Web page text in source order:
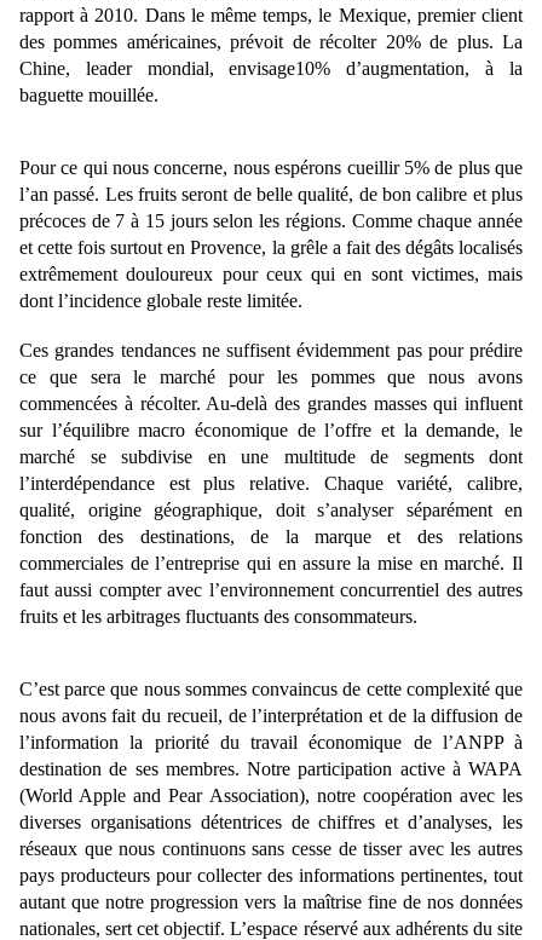
rapport à 2010. Dans le même temps, le Mexique, premier client
des pommes américaines, prévoit de récolter 20% de plus. La
Chine, leader mondial, envisage10% d’augmentation, à la
baguette mouillée.
Pour ce qui nous concerne, nous espérons cueillir 5% de plus que
l’an passé. Les fruits seront de belle qualité, de bon calibre et plus
précoces de 7 à 15 jours selon les régions. Comme chaque année
et cette fois surtout en Provence, la grêle a fait des dégâts localisés
extrêmement douloureux pour ceux qui en sont victimes, mais
dont l’incidence globale reste limitée.
Ces grandes tendances ne suffisent évidemment pas pour prédire
ce que sera le marché pour les pommes que nous avons
commencées à récolter. Au-delà des grandes masses qui influent
sur l’équilibre macro économique de l’offre et la demande, le
marché se subdivise en une multitude de segments dont
l’interdépendance est plus relative. Chaque variété, calibre,
qualité, origine géographique, doit s’analyser séparément en
fonction des destinations, de la marque et des relations
commerciales de l’entreprise qui en assure la mise en marché. Il
faut aussi compter avec l’environnement concurrentiel des autres
fruits et les arbitrages fluctuants des consommateurs.
C’est parce que nous sommes convaincus de cette complexité que
nous avons fait du recueil, de l’interprétation et de la diffusion de
l’information la priorité du travail économique de l’ANPP à
destination de ses membres. Notre participation active à WAPA
(World Apple and Pear Association), notre coopération avec les
diverses organisations détentrices de chiffres et d’analyses, les
réseaux que nous continuons sans cesse de tisser avec les autres
pays producteurs pour collecter des informations pertinentes, tout
autant que notre progression vers la maîtrise fine de nos données
nationales, sert cet objectif. L’espace réservé aux adhérents du site